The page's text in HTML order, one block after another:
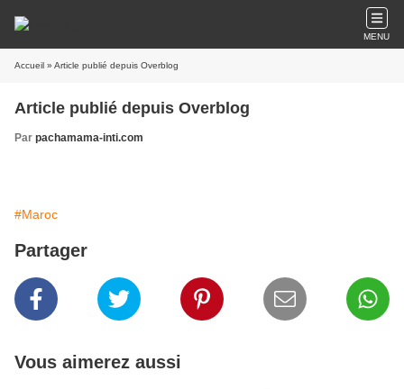
MENU
Accueil » Article publié depuis Overblog
Article publié depuis Overblog
Par pachamama-inti.com
#Maroc
Partager
Vous aimerez aussi